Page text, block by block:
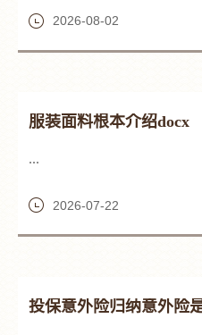
2026-08-02
服装面料根本介绍docx
...
2026-07-22
投保意外险归纳意外险